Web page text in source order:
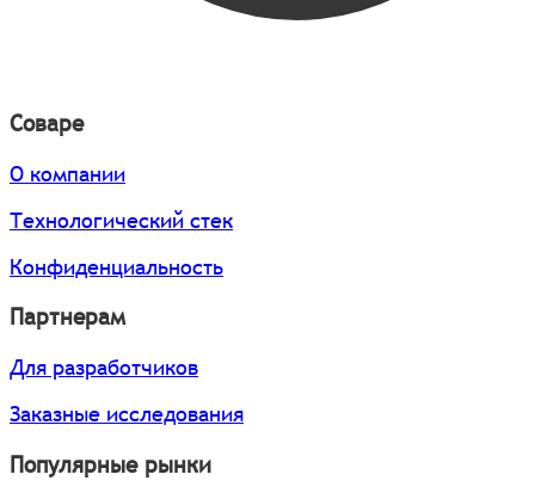
Соваре
О компании
Технологический стек
Конфиденциальность
Партнерам
Для разработчиков
Заказные исследования
Популярные рынки